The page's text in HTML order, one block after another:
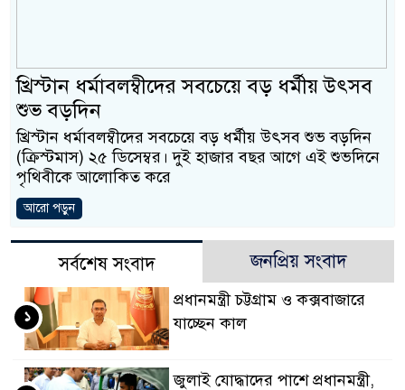
মাননীয় প্রধানমন্ত্রী,
উদ্ধার
মিরপুর মডেল থানার
মাদক কারবারি গ্রেফতার
থানা পুলিশ
খ্রিস্টান ধর্মাবলম্বীদের সবচেয়ে বড় ধর্মীয় উৎসব
শুভ বড়দিন
খ্রিস্টান ধর্মাবলম্বীদের সবচেয়ে বড় ধর্মীয় উৎসব শুভ বড়দিন
(ক্রিস্টমাস) ২৫ ডিসেম্বর। দুই হাজার বছর আগে এই শুভদিনে
পৃথিবীকে আলোকিত করে
আরো পড়ুন
সর্বশেষ সংবাদ জনপ্রিয় সংবাদ
প্রধানমন্ত্রী চট্টগ্রাম ও কক্সবাজারে
যাচ্ছেন কাল
১
জুলাই যোদ্ধাদের পাশে প্রধানমন্ত্রী,